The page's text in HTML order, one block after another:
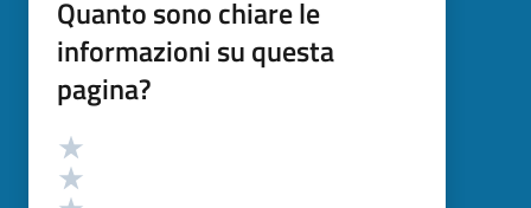
Quanto sono chiare le
informazioni su questa
pagina?
Valutazione